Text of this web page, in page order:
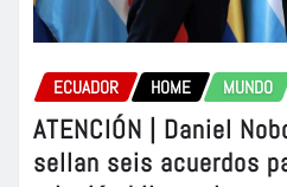
ECUADOR HOME MUNDO
ATENCIÓN | Daniel
sellan seis acuerdos